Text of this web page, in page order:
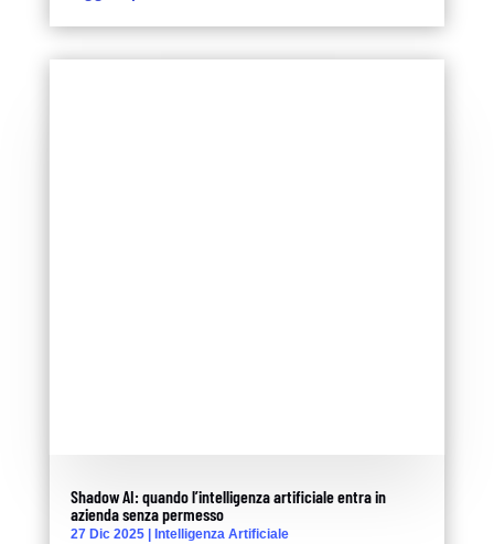
Shadow AI: quando l’intelligenza artificiale entra in
azienda senza permesso
27 Dic 2025| Intelligenza Artificiale